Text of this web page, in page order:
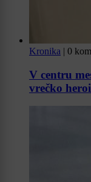
Kronika | 0
V centru
vrečko